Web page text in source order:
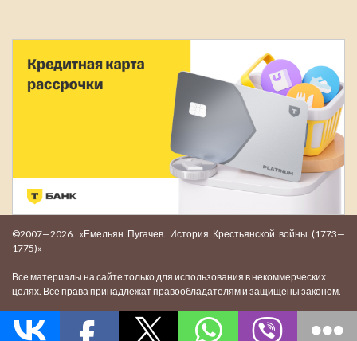
©2007—2026. «Емельян Пугачев. История Крестьянской войны (1773—
1775)»
Все материалы на сайте только для использования в некоммерческих
целях. Все права принадлежат правообладателям и защищены законом.